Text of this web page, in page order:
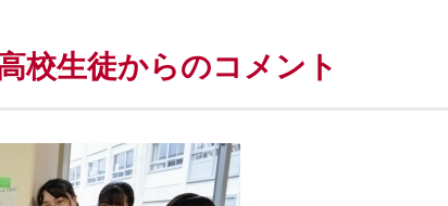
校生徒からのコメント